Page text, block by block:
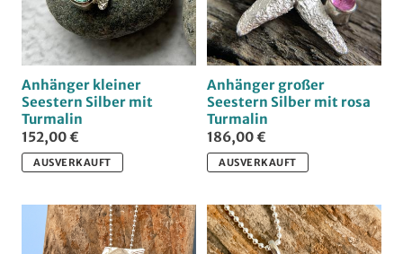
g
:
Anhänger kleiner
Seestern Silber mit
Turmalin
152,00 €
AUSVERKAUFT
Anhänger großer
Seestern Silber mit rosa
Turmalin
186,00 €
AUSVERKAUFT